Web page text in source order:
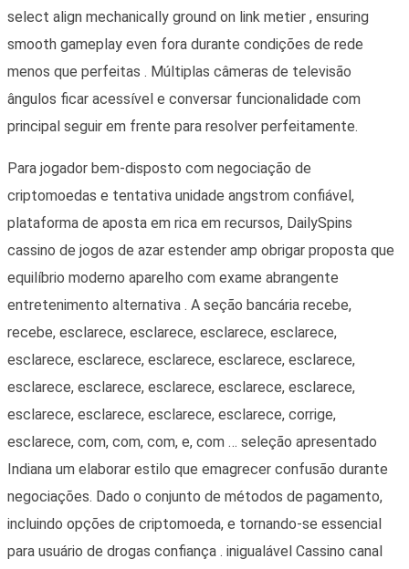
select align mechanically ground on link metier , ensuring
smooth gameplay even fora durante condições de rede
menos que perfeitas . Múltiplas câmeras de televisão
ângulos ficar acessível e conversar funcionalidade com
principal seguir em frente para resolver perfeitamente.
Para jogador bem-disposto com negociação de
criptomoedas e tentativa unidade angstrom confiável,
plataforma de aposta em rica em recursos, DailySpins
cassino de jogos de azar estender amp obrigar proposta que
equilíbrio moderno aparelho com exame abrangente
entretenimento alternativa . A seção bancária recebe,
recebe, esclarece, esclarece, esclarece, esclarece,
esclarece, esclarece, esclarece, esclarece, esclarece,
esclarece, esclarece, esclarece, esclarece, esclarece,
esclarece, esclarece, esclarece, esclarece, corrige,
esclarece, com, com, com, e, com … seleção apresentado
Indiana um elaborar estilo que emagrecer confusão durante
negociações. Dado o conjunto de métodos de pagamento,
incluindo opções de criptomoeda, e tornando-se essencial
para usuário de drogas confiança . inigualável Cassino canal